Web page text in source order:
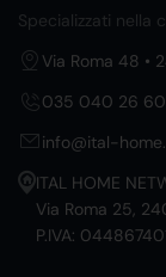
Specializzati nella
Via Roma 48 •
035 040 26 60
info@ital-
ITAL HOME
Via Roma 25,
P.IVA: